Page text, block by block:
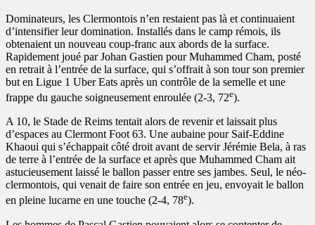
Dominateurs, les Clermontois n’en restaient pas là et continuaient
d’intensifier leur domination. Installés dans le camp rémois, ils
obtenaient un nouveau coup-franc aux abords de la surface.
Rapidement joué par Johan Gastien pour Muhammed Cham, posté
en retrait à l’entrée de la surface, qui s’offrait à son tour son premier
but en Ligue 1 Uber Eats après un contrôle de la semelle et une
frappe du gauche soigneusement enroulée (2-3, 72e).
A 10, le Stade de Reims tentait alors de revenir et laissait plus
d’espaces au Clermont Foot 63. Une aubaine pour Saif-Eddine
Khaoui qui s’échappait côté droit avant de servir Jérémie Bela, à ras
de terre à l’entrée de la surface et après que Muhammed Cham ait
astucieusement laissé le ballon passer entre ses jambes. Seul, le néo-
clermontois, qui venait de faire son entrée en jeu, envoyait le ballon
en pleine lucarne en une touche (2-4, 78e).